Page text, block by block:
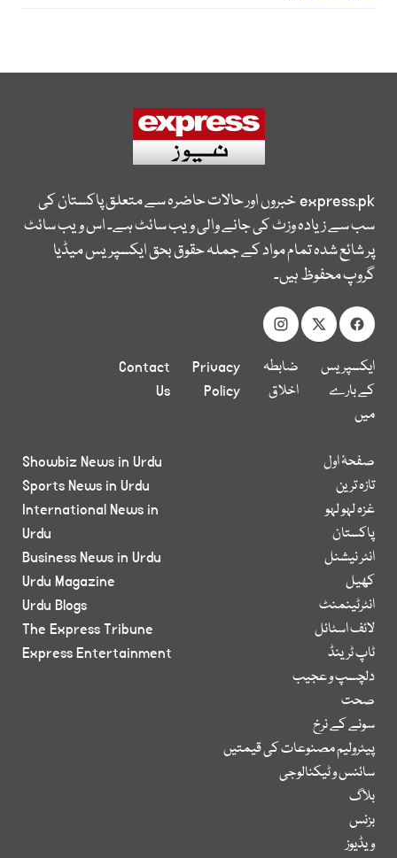
express.pkخبروں اور حالات حاضرہ سے متعلق پاکستان کی
سب سے زیادہ وزٹ کی جانے والی ویب سائٹ ہے۔ اس ویب سائٹ
پر شائع شدہ تمام مواد کے جملہ حقوق بحق ایکسپریس میڈیا
گروپ محفوظ ہیں۔
ایکسپریس
کے بارے
میں
ضابطہ
اخلاق
Privacy
Policy
Contact
Us
صفحۂ اول
تازہ ترین
غزہ لہو لہو
پاکستان
انٹر نیشنل
کھیل
انٹرٹینمنٹ
لائف اسٹائل
ٹاپ ٹرینڈ
دلچسپ و عجیب
صحت
سونے کے نرخ
پیٹرولیم مصنوعات کی قیمتیں
سائنس و ٹیکنالوجی
بلاگ
بزنس
ویڈیوز
Showbiz News in Urdu
Sports News in Urdu
International News in
Urdu
Business News in Urdu
Urdu Magazine
Urdu Blogs
The Express Tribune
Express Entertainment